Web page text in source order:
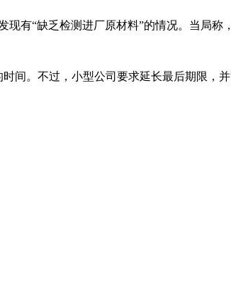
有“缺乏检测进厂原材料”的情况。当局
间。不过，小型公司要求延长最后期限，